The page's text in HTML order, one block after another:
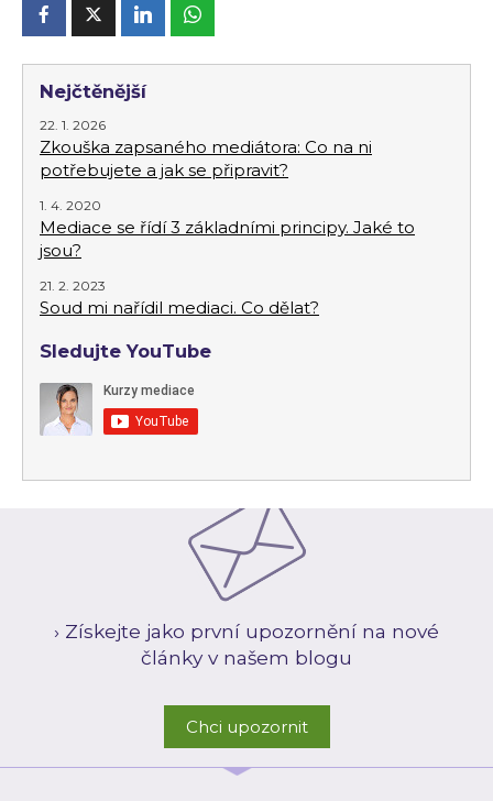
Nejčtěnější
22. 1. 2026
Zkouška zapsaného mediátora: Co na ni
potřebujete a jak se připravit?
1. 4. 2020
Mediace se řídí 3 základními principy. Jaké to
jsou?
21. 2. 2023
Soud mi nařídil mediaci. Co dělat?
Sledujte YouTube
› Získejte jako první upozornění na nové
články v našem blogu
Chci upozornit